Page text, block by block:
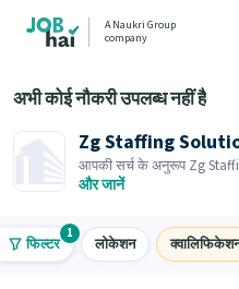
A Naukri Group
company
अभी कोई नौकरी उपलब्ध नहीं है
Zg Staffing
आपकी सर्च के अनुरूप Zg
ओपनिंग नहीं है। समान जाब
और जानें
फिल्टर
1
लोकेशन